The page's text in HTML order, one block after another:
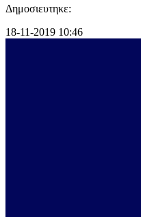
Δημοσιευτηκε:
18-11-2019 10:46